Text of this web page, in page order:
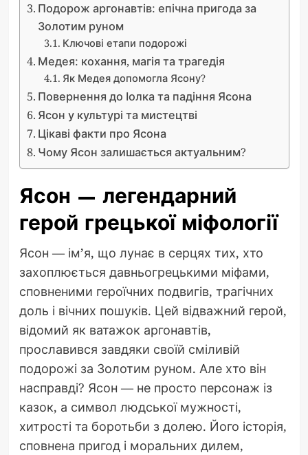
Подорож аргонавтів: епічна пригода за
Золотим руном
Ключові етапи подорожі
Медея: кохання, магія та трагедія
Як Медея допомогла Ясону?
Повернення до Іолка та падіння Ясона
Ясон у культурі та мистецтві
Цікаві факти про Ясона
Чому Ясон залишається актуальним?
Ясон — легендарний
герой грецької міфології
Ясон — ім’я, що лунає в серцях тих, хто
захоплюється давньогрецькими міфами,
сповненими героїчних подвигів, трагічних
доль і вічних пошуків. Цей відважний герой,
відомий як ватажок аргонавтів,
прославився завдяки своїй сміливій
подорожі за Золотим руном. Але хто він
насправді? Ясон — не просто персонаж із
казок, а символ людської мужності,
хитрості та боротьби з долею. Його історія,
сповнена пригод і моральних дилем,